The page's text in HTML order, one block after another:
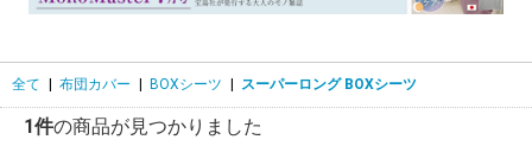
全て 布団カバー BOXシーツ スーパーロング BOXシーツ
1件の商品が見つかりました